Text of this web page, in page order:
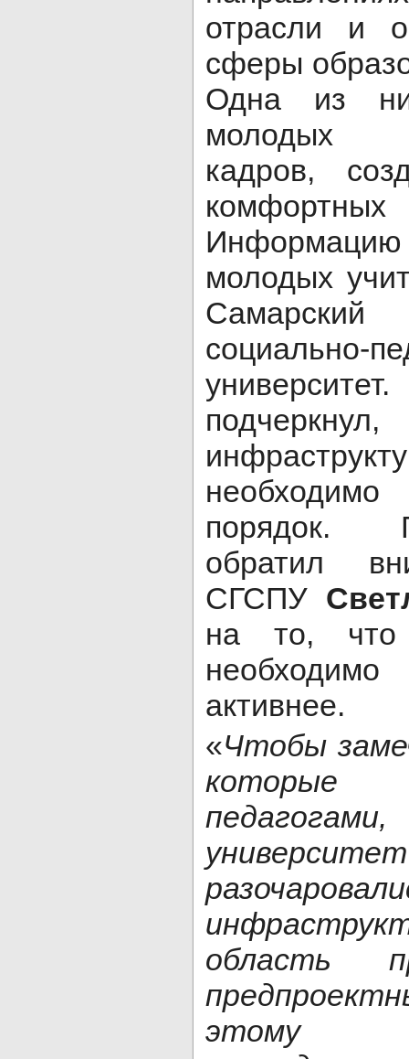
отрасли и
сферы
Одна из
молодых
кадров,
Информацию
молодых
Самарский
социально-
порядок.
обратил
СГСПУ
на то, что
активнее.
«Чтобы
которые
область
этому